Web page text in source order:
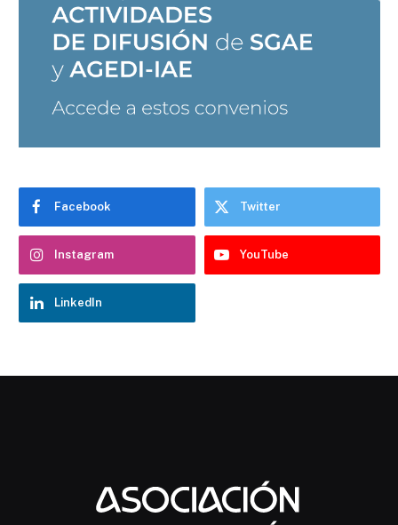
Facebook Twitter
Instagram YouTube
LinkedIn
Chatbot Hostelería Navarra
En línea